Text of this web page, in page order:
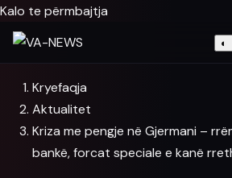
Kalo te përmbajtja
◐
Kryefaqja
Aktualitet
Kriza me pengje në Gjermani –
bankë, forcat speciale e kanë